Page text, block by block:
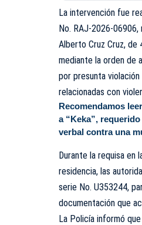
La intervención fue
No. RAJ-2026-
Alberto Cruz Cruz, de
mediante la orden de
por presunta
relacionadas con
Recomendamos
a “Keka”,
verbal contra una
Durante la requisa en
residencia, las
serie No. U353244,
documentación que
La Policía informó